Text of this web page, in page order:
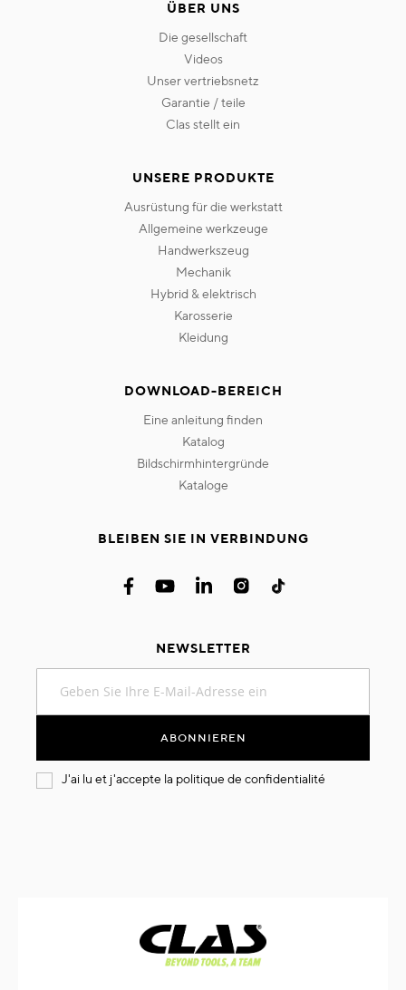
ÜBER UNS
die gesellschaft
videos
unser vertriebsnetz
garantie / teile
clas stellt ein
UNSERE PRODUKTE
ausrüstung für die werkstatt
allgemeine werkzeuge
handwerkszeug
mechanik
hybrid & elektrisch
karosserie
kleidung
DOWNLOAD-BEREICH
eine anleitung finden
katalog
bildschirmhintergründe
kataloge
BLEIBEN SIE IN VERBINDUNG
NEWSLETTER
sich
an:
ABONNIEREN
J'ai lu et j'accepte la politique de confidentialité